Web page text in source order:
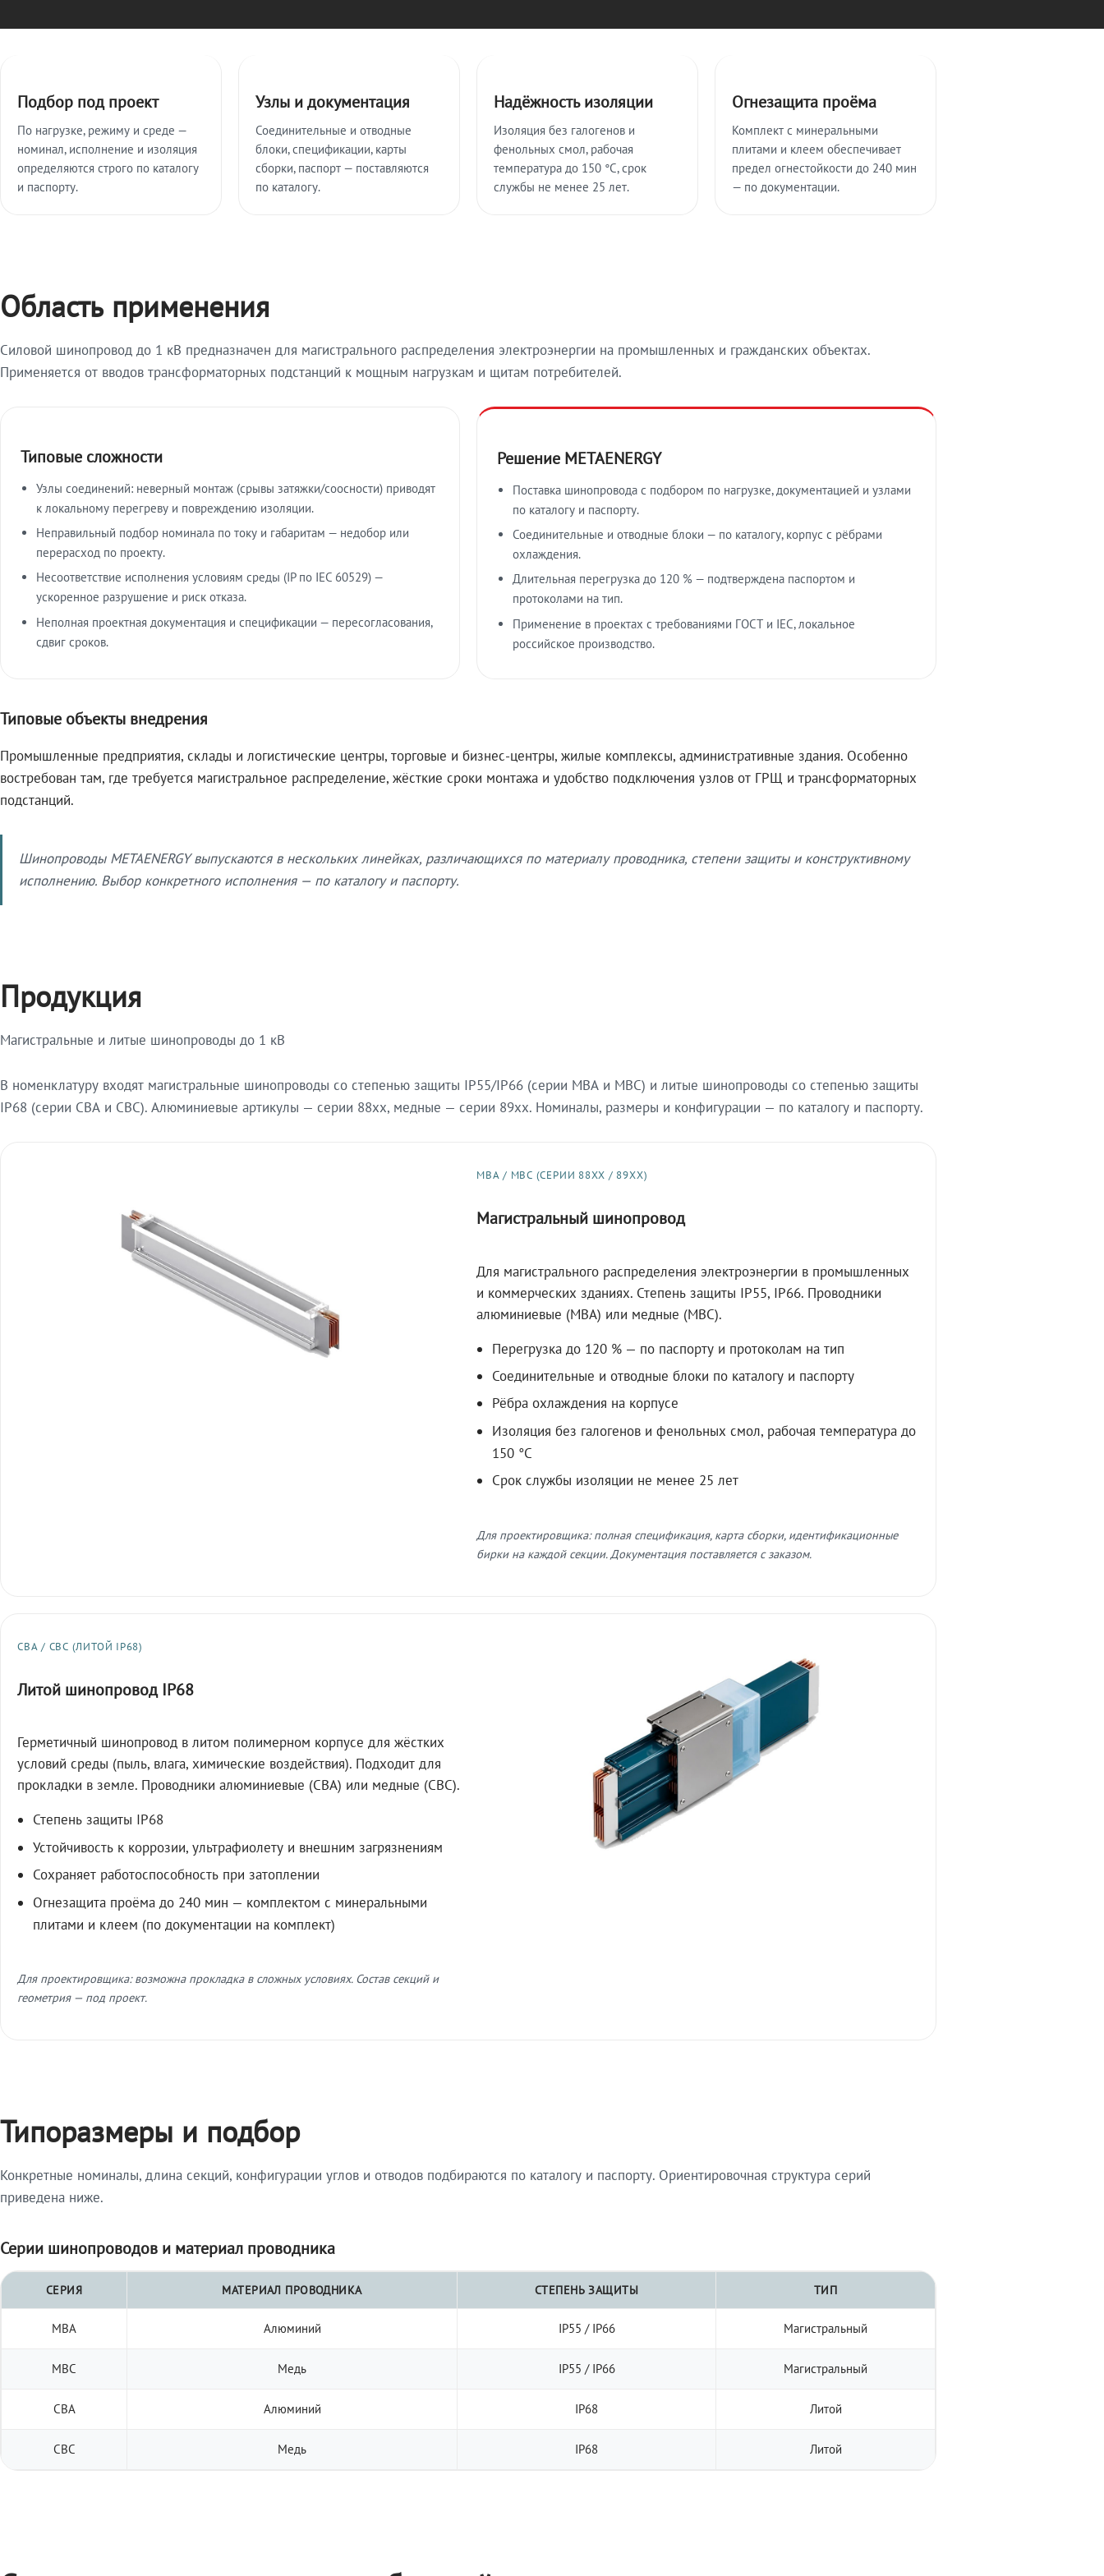
Подбор под проект
По нагрузке, режиму и среде —
номинал, исполнение и изоляция
определяются строго по каталогу
и паспорту.
Узлы и документация
Соединительные и отводные
блоки, спецификации, карты
сборки, паспорт — поставляются
по каталогу.
Надёжность изоляции
Изоляция без галогенов и
фенольных смол, рабочая
температура до 150 °C, срок
службы не менее 25 лет.
Огнезащита проёма
Комплект с минеральными
плитами и клеем обеспечивает
предел огнестойкости до 240 мин
— по документации.
Область применения
Силовой шинопровод до 1 кВ предназначен для магистрального распределения электроэнергии на промышленных и гражданских объектах.
Применяется от вводов трансформаторных подстанций к мощным нагрузкам и щитам потребителей.
Типовые сложности
Узлы соединений: неверный монтаж (срывы затяжки/соосности) приводят
к локальному перегреву и повреждению изоляции.
Неправильный подбор номинала по току и габаритам — недобор или
перерасход по проекту.
Несоответствие исполнения условиям среды (IP по IEC 60529) —
ускоренное разрушение и риск отказа.
Неполная проектная документация и спецификации — пересогласования,
сдвиг сроков.
Решение METAENERGY
Поставка шинопровода с подбором по нагрузке, документацией и узлами
по каталогу и паспорту.
Соединительные и отводные блоки — по каталогу, корпус с рёбрами
охлаждения.
Длительная перегрузка до 120 % — подтверждена паспортом и
протоколами на тип.
Применение в проектах с требованиями ГОСТ и IEC, локальное
российское производство.
Типовые объекты внедрения
Промышленные предприятия, склады и логистические центры, торговые и бизнес-центры, жилые комплексы, административные здания. Особенно
востребован там, где требуется магистральное распределение, жёсткие сроки монтажа и удобство подключения узлов от ГРЩ и трансформаторных
подстанций.
Шинопроводы METAENERGY выпускаются в нескольких линейках, различающихся по материалу проводника, степени защиты и конструктивному
исполнению. Выбор конкретного исполнения — по каталогу и паспорту.
Продукция
Магистральные и литые шинопроводы до 1 кВ
В номенклатуру входят магистральные шинопроводы со степенью защиты IP55/IP66 (серии МВА и МВС) и литые шинопроводы со степенью защиты
IP68 (серии СВА и СВС). Алюминиевые артикулы — серии 88xx, медные — серии 89xx. Номиналы, размеры и конфигурации — по каталогу и паспорту.
МВА / МВС (СЕРИИ 88XX / 89XX)
Магистральный шинопровод
Для магистрального распределения электроэнергии в промышленных
и коммерческих зданиях. Степень защиты IP55, IP66. Проводники
алюминиевые (МВА) или медные (МВС).
Перегрузка до 120 % — по паспорту и протоколам на тип
Соединительные и отводные блоки по каталогу и паспорту
Рёбра охлаждения на корпусе
Изоляция без галогенов и фенольных смол, рабочая температура до
150 °C
Срок службы изоляции не менее 25 лет
Для проектировщика: полная спецификация, карта сборки, идентификационные
бирки на каждой секции. Документация поставляется с заказом.
СВА / СВС (ЛИТОЙ IP68)
Литой шинопровод IP68
Герметичный шинопровод в литом полимерном корпусе для жёстких
условий среды (пыль, влага, химические воздействия). Подходит для
прокладки в земле. Проводники алюминиевые (СВА) или медные (СВС).
Степень защиты IP68
Устойчивость к коррозии, ультрафиолету и внешним загрязнениям
Сохраняет работоспособность при затоплении
Огнезащита проёма до 240 мин — комплектом с минеральными
плитами и клеем (по документации на комплект)
Для проектировщика: возможна прокладка в сложных условиях. Состав секций и
геометрия — под проект.
Типоразмеры и подбор
Конкретные номиналы, длина секций, конфигурации углов и отводов подбираются по каталогу и паспорту. Ориентировочная структура серий
приведена ниже.
Серии шинопроводов и материал проводника
СЕРИЯ МАТЕРИАЛ ПРОВОДНИКА СТЕПЕНЬ ЗАЩИТЫ ТИП
МВА Алюминий IP55 / IP66 Магистральный
МВС Медь IP55 / IP66 Магистральный
СВА Алюминий IP68 Литой
СВС Медь IP68 Литой